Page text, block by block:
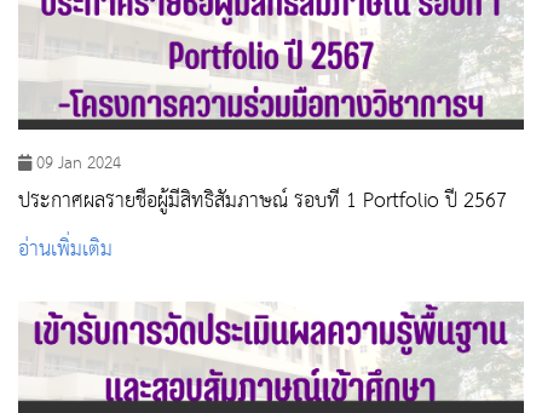
09 Jan 2024
ประกาศผลรายชื่อผู้มีสิทธิสัมภาษณ์ รอบที่ 1 Portfolio ปี 2567
อ่านเพิ่มเติม